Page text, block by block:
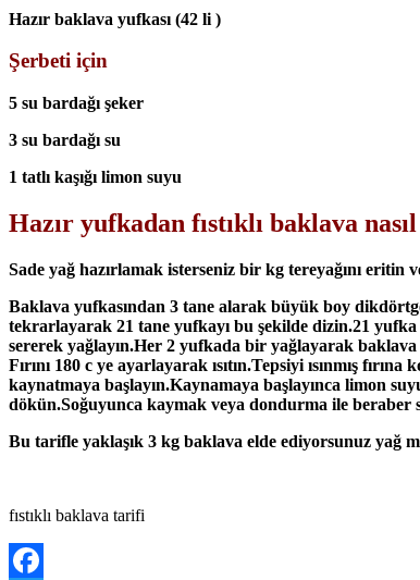
Hazır baklava yufkası (42 li )
Şerbeti için
5 su bardağı şeker
3 su bardağı su
1 tatlı kaşığı limon suyu
Hazır yufkadan fıstıklı baklava
Sade yağ hazırlamak isterseniz bir kg tereyağını
Baklava yufkasından 3 tane alarak büyük boy
tekrarlayarak 21 tane yufkayı bu şekilde dizin.21 yufka
sererek yağlayın.Her 2 yufkada bir yağlayarak
Fırını 180 c ye ayarlayarak ısıtın.Tepsiyi ısınmış
kaynatmaya başlayın.Kaynamaya başlayınca limon
dökün.Soğuyunca kaymak veya dondurma ile beraber
Bu tarifle yaklaşık 3 kg baklava elde ediyorsunuz yağ
fıstıklı baklava tarifi